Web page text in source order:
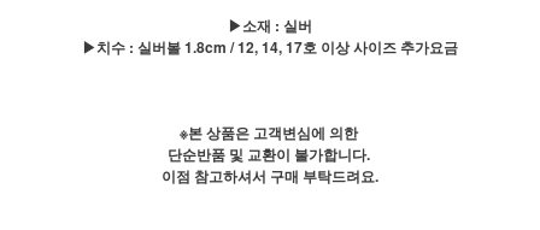
▶소재 : 실버
▶치수 : 실버볼 1.8cm / 12, 14, 17호 이상 사이즈 추가요금
※본 상품은 고객변심에 의한
단순반품 및 교환이 불가합니다.
이점 참고하셔서 구매 부탁드려요.